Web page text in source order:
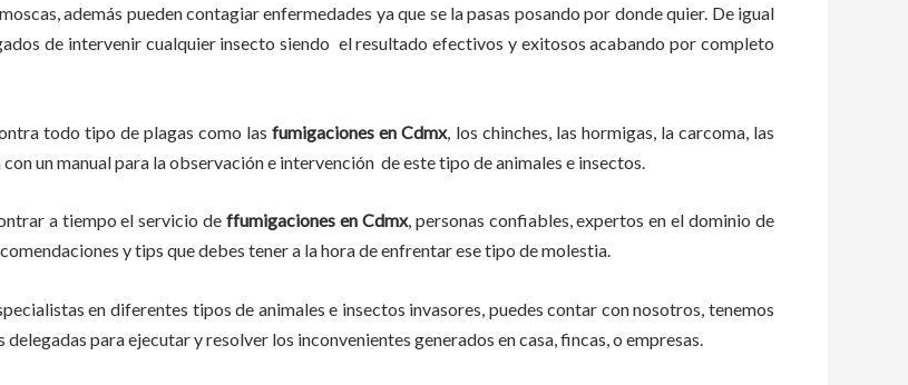
además pueden contagiar enfermedades ya que se la pasas posando por donde quier. De igual
de intervenir cualquier insecto siendo el resultado efectivos y exitosos acabando por completo
todo tipo de plagas como lasfumigaciones en Cdmx, los chinches, las hormigas, la carcoma, las
con un manual para la observación e intervención de este tipo de animales e insectos.
a tiempo el servicio deffumigaciones en Cdmx, personas confiables, expertos en el dominio de
y tips que debes tener a la hora de enfrentar ese tipo de molestia.
en diferentes tipos de animales e insectos invasores, puedes contar con nosotros, tenemos
para ejecutar y resolver los inconvenientes generados en casa, fincas, o empresas.